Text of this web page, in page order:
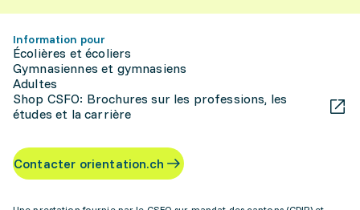
Information pour
Écolières et écoliers
Gymnasiennes et gymnasiens
Adultes
Shop CSFO: Brochures sur les professions, les
études et la carrière
Contacter orientation.ch